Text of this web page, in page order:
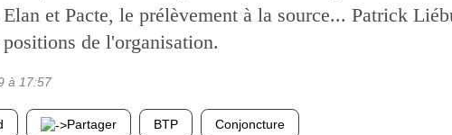
et Pacte, le prélèvement à la source... Patrick
de l'organisation.
à 17:57
Partager BTP Conjoncture